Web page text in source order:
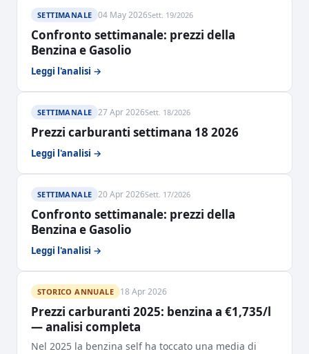
SETTIMANALE 04 May 2026Sett. 19/2026
Confronto settimanale: prezzi della
Benzina e Gasolio
Leggi l'analisi →
SETTIMANALE 27 Apr 2026Sett. 18/2026
Prezzi carburanti settimana 18 2026
Leggi l'analisi →
SETTIMANALE 20 Apr 2026Sett. 17/2026
Confronto settimanale: prezzi della
Benzina e Gasolio
Leggi l'analisi →
STORICO ANNUALE 18 Apr 2026
Prezzi carburanti 2025: benzina a €1,735/l
— analisi completa
Nel 2025 la benzina self ha toccato una media di